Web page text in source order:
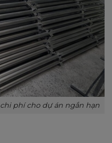
phí cho dự án ngắn hạn